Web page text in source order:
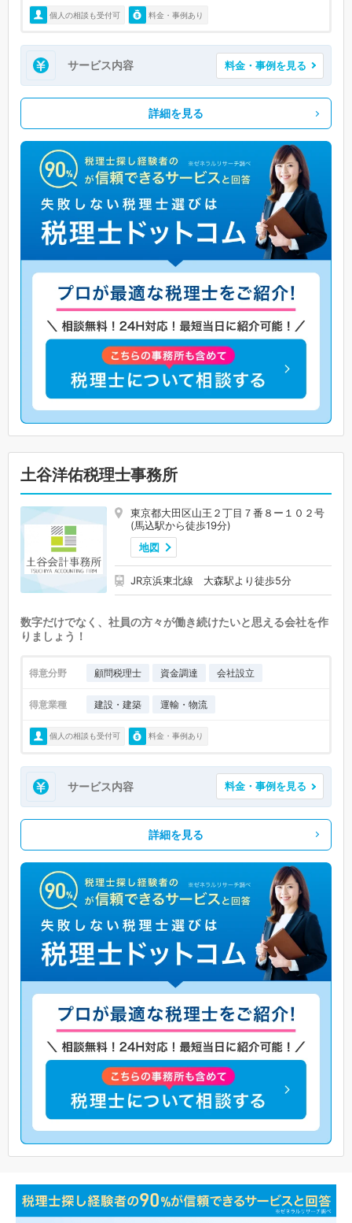
個人の相談も受付可 料金・事例あり
サービス内容 料金・事例を見る
詳細を見る
土谷洋佑税理士事務所
東京都大田区山王２丁目７番８ー１０２号
(馬込駅から徒歩19分)
地図
JR京浜東北線 大森駅より徒歩5分
数字だけでなく、社員の方々が働き続けたいと思える会社を作
りましょう！
得意分野 顧問税理士 資金調達 会社設立
得意業種 建設・建築 運輸・物流
個人の相談も受付可 料金・事例あり
サービス内容 料金・事例を見る
詳細を見る